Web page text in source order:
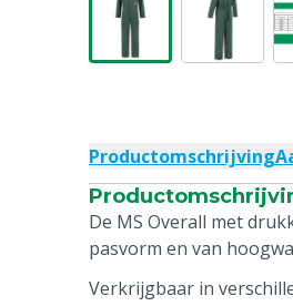
Productomschrijving
De MS Overall met
pasvorm en van
Verkrijgbaar in